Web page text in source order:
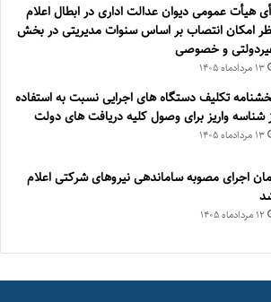
هیأت عمومی دیوان عدالت اداری در ابطال اعلام
امکان انتصاب بر اساس سنوات مدیریتی در بخش
و خصوصی
۱۳ مرداد‌ماه ۱۴۰۵
تکلیف دستگاه های اجرایی نسبت به استفاده
شناسه واریز برای وصول کلیه دریافت های دولت
۱۳ مرداد‌ماه ۱۴۰۵
اجرای مصوبه ساماندهی نیروهای شرکتی اعلام
۱۲ مرداد‌ماه ۱۴۰۵